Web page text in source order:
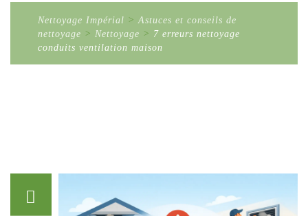
Nettoyage Impérial >Astuces et conseils de
nettoyage > Nettoyage > 7 erreurs nettoyage
conduits ventilation maison